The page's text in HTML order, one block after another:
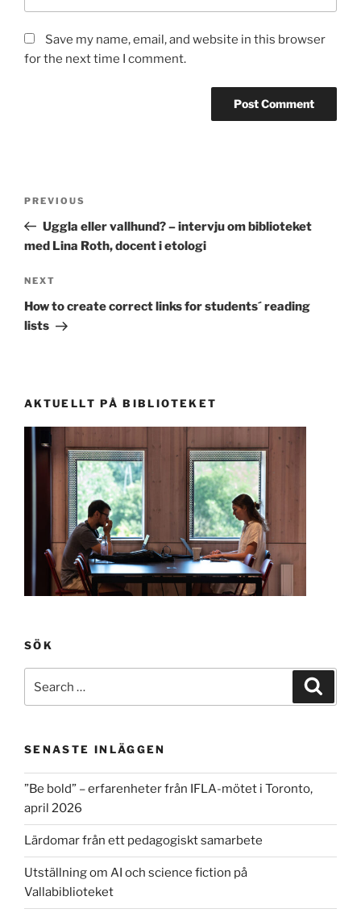
Save my name, email, and website in this browser
for the next time I comment.
Previous
Post
PREVIOUS
Uggla eller vallhund? – intervju om biblioteket
med Lina Roth, docent i etologi
Next
Post
NEXT
How to create correct links for students´ reading
lists
AKTUELLT PÅ BIBLIOTEKET
SÖK
for:
SENASTE INLÄGGEN
”Be bold” – erfarenheter från IFLA-mötet i Toronto,
april 2026
Lärdomar från ett pedagogiskt samarbete
Utställning om AI och science fiction på
Vallabiblioteket